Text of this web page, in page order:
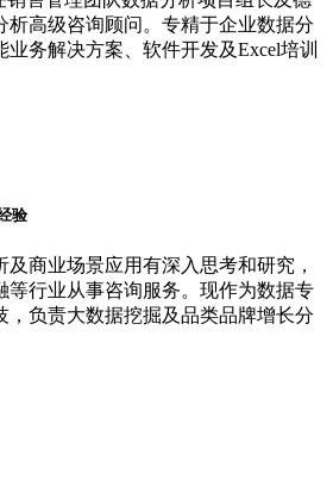
析高级咨询顾问。专精于企业数据分
务解决方案、软件开发及Excel培训
验
及商业场景应用有深入思考和研究，
等行业从事咨询服务。现作为数据专
，负责大数据挖掘及品类品牌增长分